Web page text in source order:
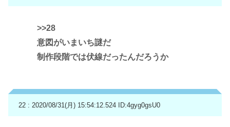
>>28
意図がいまいち謎だ
制作段階では伏線だったんだろうか
22 : 2020/08/31(月) 15:54:12.524 ID:4gyg0gsU0